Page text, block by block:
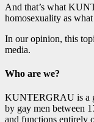
And that’s what
homosexuality as
In our opinion, this
media.
Who are we?
KUNTERGRAU is a
by gay men between
and functions entirely